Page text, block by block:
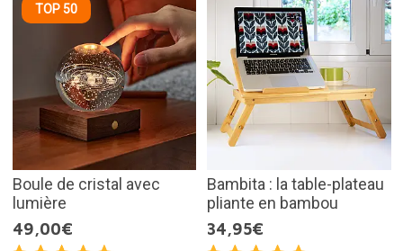
TOP 50
Boule de cristal avec
lumière
49,00€
Bambita : la table-plateau
pliante en bambou
34,95€